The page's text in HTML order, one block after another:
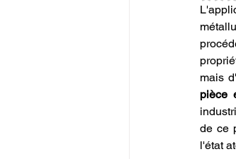
Entretien
mais
pièce
de ce
l'état